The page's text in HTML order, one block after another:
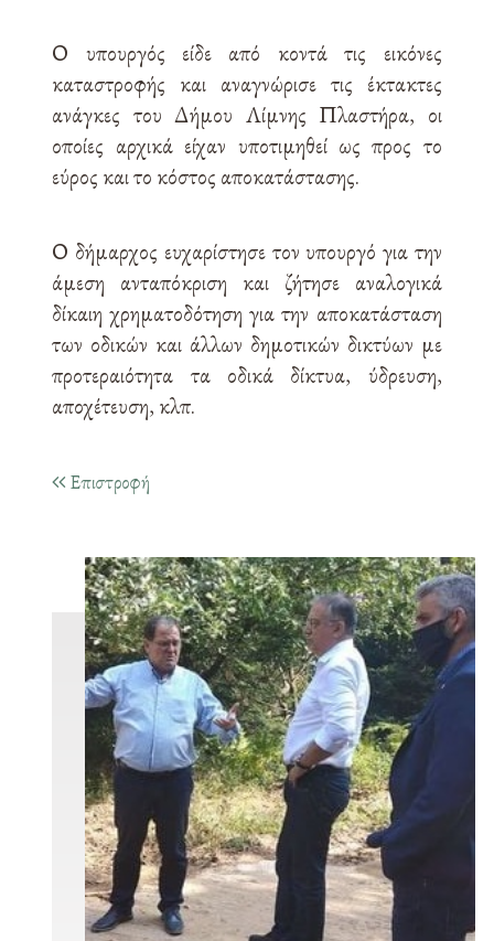
Ο υπουργός είδε από κοντά τις εικόνες
καταστροφής και αναγνώρισε τις έκτακτες
ανάγκες του Δήμου Λίμνης Πλαστήρα, οι
οποίες αρχικά είχαν υποτιμηθεί ως προς το
εύρος και το κόστος αποκατάστασης.
Ο δήμαρχος ευχαρίστησε τον υπουργό για την
άμεση ανταπόκριση και ζήτησε αναλογικά
δίκαιη χρηματοδότηση για την αποκατάσταση
των οδικών και άλλων δημοτικών δικτύων με
προτεραιότητα τα οδικά δίκτυα, ύδρευση,
αποχέτευση, κλπ.
Επιστροφή